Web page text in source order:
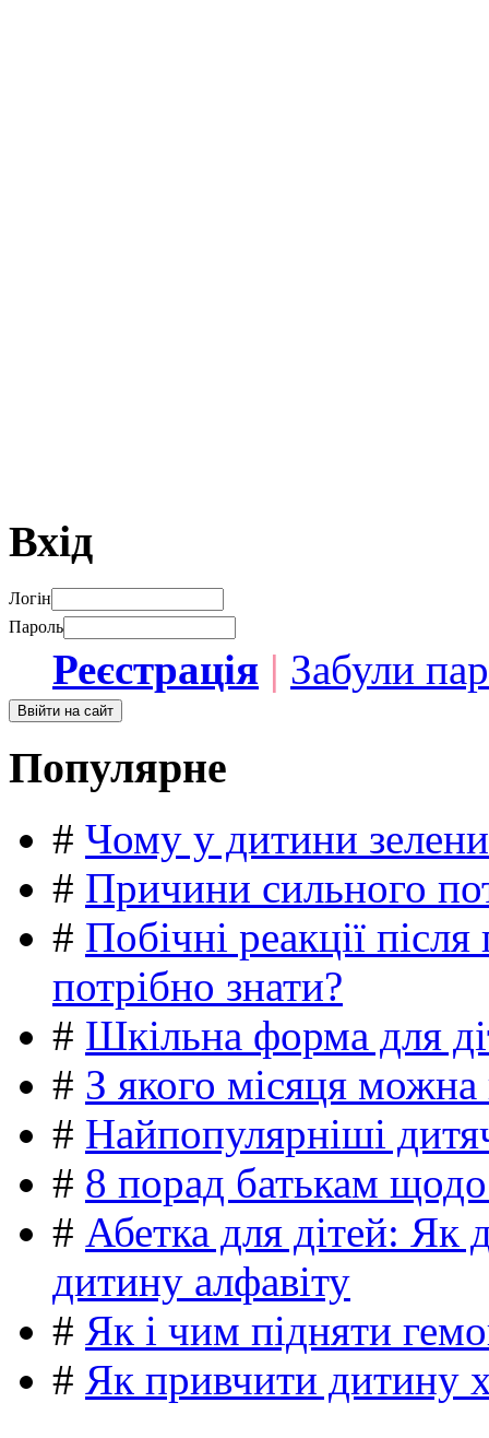
Вхід
Логін
Пароль
Реєстрація | Забули
Популярне
# Чому у дитини
# Причини сильного
# Побічні реакції
потрібно знати?
# Шкільна форма для
# З якого місяця можна
# Найпопулярніші
# 8 порад батькам
# Абетка для дітей: Як
дитину алфавіту
# Як і чим підняти
# Як привчити дитину